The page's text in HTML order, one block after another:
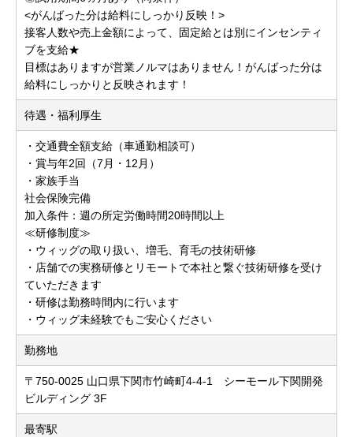
<がんばった分は給料にしっかり反映！>
接客人数や売上金額によって、固定給とは別にインセンティ
ブを支給★
目標はありますが営業ノルマはありません！がんばった分は
給料にしっかりと反映されます！
待遇・福利厚生
・交通費全額支給（車通勤相談可）
・賞与年2回（7月・12月）
・家族手当
社会保険完備
加入条件：週の所定労働時間20時間以上
≪研修制度≫
・ウィッグの取り扱い、増毛、育毛の技術研修
・店舗での実務研修とリモートで本社と繋ぐ技術研修を受け
ていただきます
・研修は勤務時間内に行います
・ウィッグ未経験でもご安心ください
勤務地
〒750-0025 山口県下関市竹崎町4-4-1 シーモール下関開発
ビルディング 3F
最寄駅